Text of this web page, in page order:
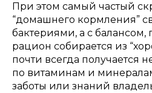
При этом самый частый
“домашнего кормления”
бактериями, а с балансом,
рацион собирается из
почти всегда получается
по витаминам и
заботы или знаний